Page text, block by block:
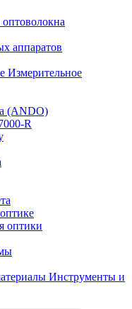
аппаратов
Измерительное
(ANDO)
R
оптики
Инструменты и